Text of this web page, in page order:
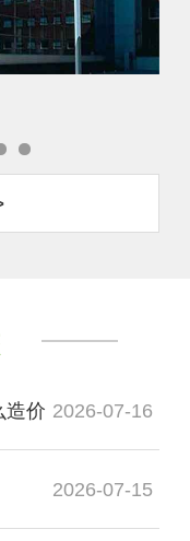
造价 2026-07-16
2026-07-15